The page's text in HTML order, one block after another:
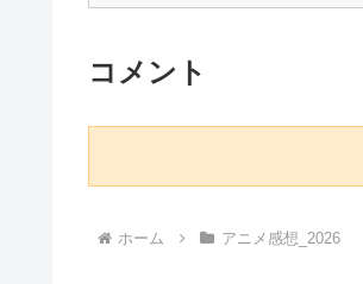
コメント
ホーム アニメ感想_2026